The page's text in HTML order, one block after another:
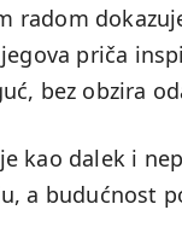
radom
priča
bez obzira
kao dalek i
a budućnost